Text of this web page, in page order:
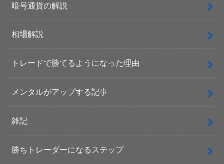
暗号通貨の解説
相場解説
トレードで勝てるようになった理由
メンタルがアップする記事
雑記
勝ちトレーダーになるステップ